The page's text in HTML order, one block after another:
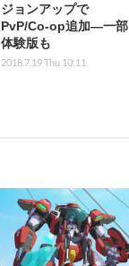
ジョンアップで
PvP/Co-op追加―一部
体験版も
2018.7.19 Thu 10:11